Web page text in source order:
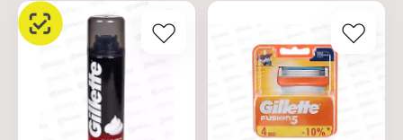
Характеристики:
Торговая марка: Gillette
Серия: Classic
Тип товара: Пена для
Название: "Lemon, Lime"
Аромат: лимон, лайм
Объем: 200 мл
Линалоол, Лимонен,
Характеристики:
Торговая марка: Gillette
Серия: Classic
Тип товара: Пена для
бритья